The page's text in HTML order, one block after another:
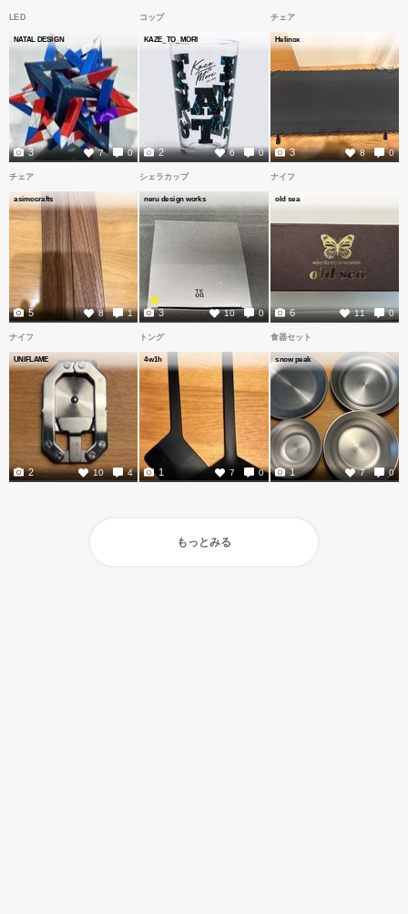
LED
NATAL DESIGN
7 0
3
コップ
KAZE_TO_MORI
6 0
2
チェア
Helinox
8 0
3
チェア
asimocrafts
8 1
5
シェラカップ
neru design works
10 0
3
ナイフ
old sea
11 0
6
ナイフ
UNIFLAME
10 4
2
トング
4w1h
7 0
1
食器セット
snow peak
7 0
1
もっとみる